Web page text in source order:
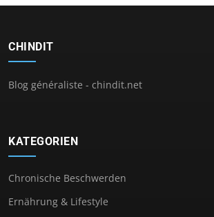
CHINDIT
Blog généraliste - chindit.net
KATEGORIEN
Chronische Beschwerden
Ernährung & Lifestyle